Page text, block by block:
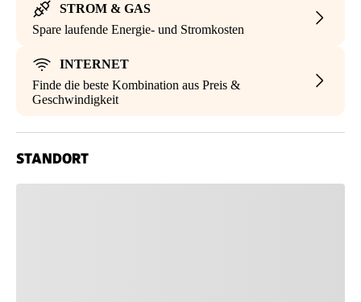
STROM & GAS
Spare laufende Energie- und Stromkosten
INTERNET
Finde die beste Kombination aus Preis &
Geschwindigkeit
STANDORT